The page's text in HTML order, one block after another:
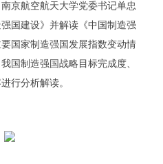
京航空航天大学党委书记单忠
国建设》并解读《中国制造强
国家制造强国发展指数变动情
国制造强国战略目标完成度、
行分析解读。